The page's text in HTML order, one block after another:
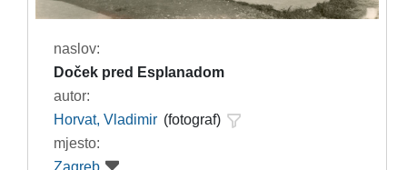
naslov:
Doček pred Esplanadom
autor:
Horvat, Vladimir (fotograf)
mjesto:
Zagreb